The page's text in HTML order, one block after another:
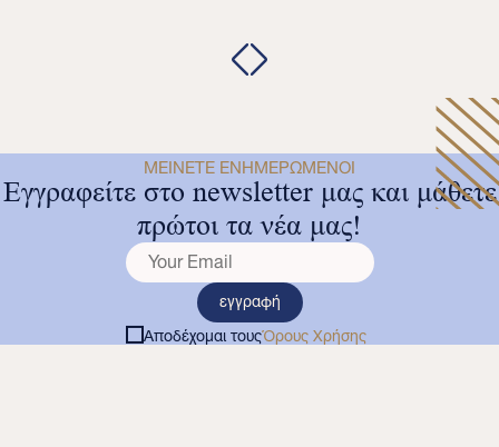
ΜΕΊΝΕΤΕ ΕΝΗΜΕΡΩΜΈΝΟΙ
Εγγραφείτε στο newsletter μας και μάθετε
πρώτοι τα νέα μας!
εγγραφή
Αποδέχομαι τουςΌρους Χρήσης